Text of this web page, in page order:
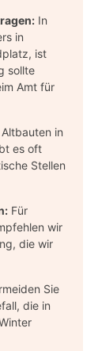
In
in
ist
sollte
Amt für
in
es oft
Stellen
Für
wir
die wir
Sie
die in